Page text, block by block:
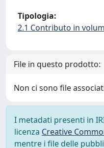
Tipologia:
2.1 Contributo in
File in questo prodotto:
Non ci sono file
I metadati presenti in
licenza Creative
mentre i file delle